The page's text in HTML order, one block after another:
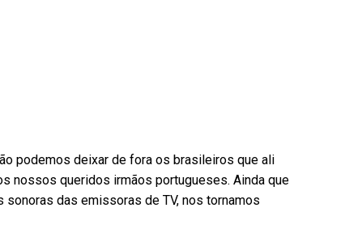
podemos deixar de fora os brasileiros que ali
nossos queridos irmãos portugueses. Ainda que
das emissoras de TV, nos tornamos